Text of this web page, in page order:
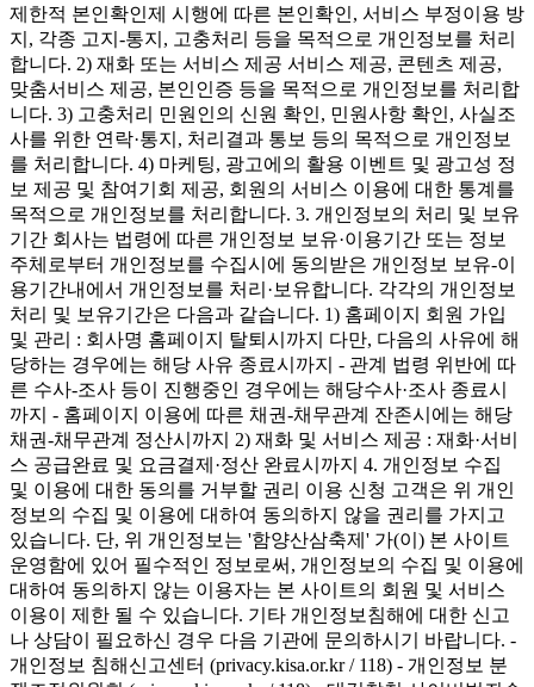
제한적 본인확인제 시행에 따른 본인확인, 서비스 부정이용 방
지, 각종 고지-통지, 고충처리 등을 목적으로 개인정보를 처리
합니다. 2) 재화 또는 서비스 제공 서비스 제공, 콘텐츠 제공,
맞춤서비스 제공, 본인인증 등을 목적으로 개인정보를 처리합
니다. 3) 고충처리 민원인의 신원 확인, 민원사항 확인, 사실조
사를 위한 연락·통지, 처리결과 통보 등의 목적으로 개인정보
를 처리합니다. 4) 마케팅, 광고에의 활용 이벤트 및 광고성 정
보 제공 및 참여기회 제공, 회원의 서비스 이용에 대한 통계를
목적으로 개인정보를 처리합니다. 3. 개인정보의 처리 및 보유
기간 회사는 법령에 따른 개인정보 보유·이용기간 또는 정보
주체로부터 개인정보를 수집시에 동의받은 개인정보 보유-이
용기간내에서 개인정보를 처리·보유합니다. 각각의 개인정보
처리 및 보유기간은 다음과 같습니다. 1) 홈페이지 회원 가입
및 관리 : 회사명 홈페이지 탈퇴시까지 다만, 다음의 사유에 해
당하는 경우에는 해당 사유 종료시까지 - 관계 법령 위반에 따
른 수사-조사 등이 진행중인 경우에는 해당수사·조사 종료시
까지 - 홈페이지 이용에 따른 채권-채무관계 잔존시에는 해당
채권-채무관계 정산시까지 2) 재화 및 서비스 제공 : 재화·서비
스 공급완료 및 요금결제·정산 완료시까지 4. 개인정보 수집
및 이용에 대한 동의를 거부할 권리 이용 신청 고객은 위 개인
정보의 수집 및 이용에 대하여 동의하지 않을 권리를 가지고
있습니다. 단, 위 개인정보는 '함양산삼축제' 가(이) 본 사이트
운영함에 있어 필수적인 정보로써, 개인정보의 수집 및 이용에
대하여 동의하지 않는 이용자는 본 사이트의 회원 및 서비스
이용이 제한 될 수 있습니다. 기타 개인정보침해에 대한 신고
나 상담이 필요하신 경우 다음 기관에 문의하시기 바랍니다. -
개인정보 침해신고센터 (privacy.kisa.or.kr / 118) - 개인정보 분